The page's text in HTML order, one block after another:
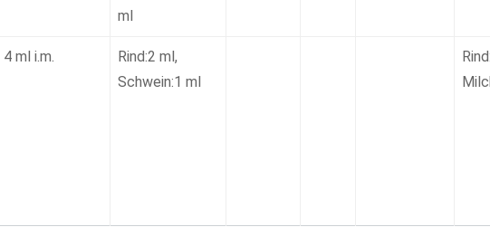
ml
4 ml i.m.
Rind:2 ml,
Schwein:1 ml